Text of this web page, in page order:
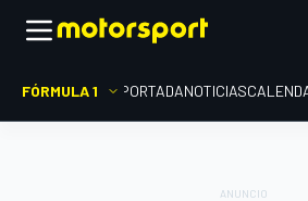
FÓRMULA 1 PORTADANOTICIAS